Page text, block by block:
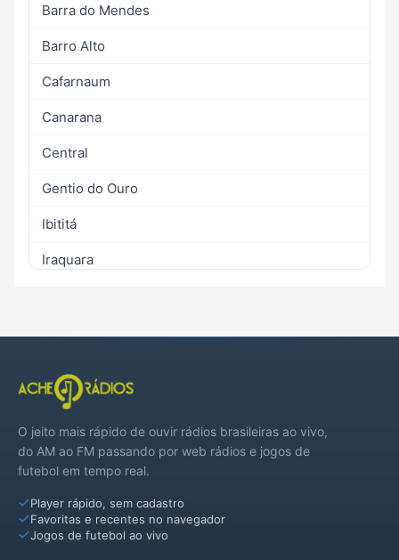
Barra do Mendes
Barro Alto
Cafarnaum
Canarana
Central
Gentio do Ouro
Ibititá
Iraquara
Jussara
Lapão
Mulungu do Morro
Presidente Dutra
São Gabriel
O jeito mais rápido de ouvir rádios brasileiras ao vivo,
do AM ao FM passando por web rádios e jogos de
futebol em tempo real.
Player rápido, sem cadastro
Favoritas e recentes no navegador
Jogos de futebol ao vivo